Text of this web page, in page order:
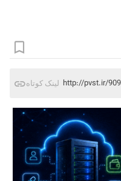
لینک کوتاه http://pvst.ir/909